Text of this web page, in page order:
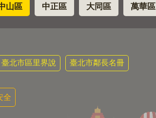
山區 中正區 大同區 萬華區
臺北市區里界說 臺北市鄰長名冊
全